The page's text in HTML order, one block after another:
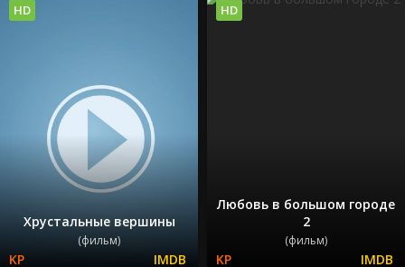
Хрустальные вершины
(фильм)
HD
Любовь в большом городе
2
(фильм)
HD